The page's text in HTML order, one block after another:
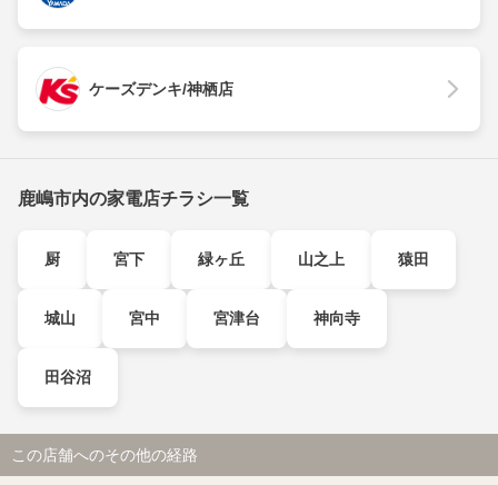
ケーズデンキ/神栖店
鹿嶋市内の家電店チラシ一覧
厨 宮下 緑ヶ丘 山之上 猿田
城山 宮中 宮津台 神向寺
田谷沼
この店舗へのその他の経路